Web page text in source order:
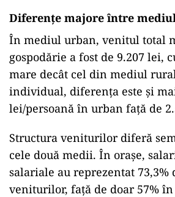
Diferențe majore între
În mediul urban, venitul total
gospodărie a fost de 9.207 lei,
mare decât cel din mediul
individual, diferența este și
lei/persoană în urban față de
Structura veniturilor diferă
cele două medii. În orașe,
salariale au reprezentat
veniturilor, față de doar 57%